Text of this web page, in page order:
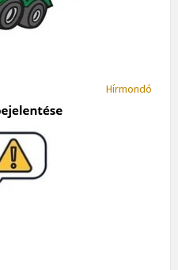
Hírmondó